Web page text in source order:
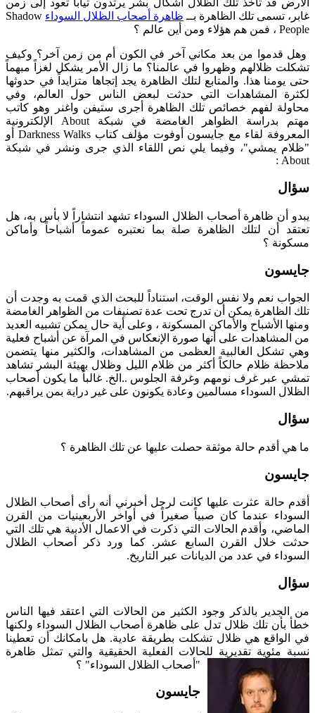
الأرض قد تأخذ تلك الظلال أشكال بشر يرتدون ثياباً تعود إلى زمن
غابر، تسمى تلك الظاهرة بــ ظاهرة أصحاب الظلال السوداء Shadow
People ، فمن هم هؤلاء ومن أين عالم ؟
وهل قدموا من بعد مكاني آخر في الكون أم من زمن آخر؟ وكيف
تشكلت ظلالهم وظهروا في عالمنا؟ ما زال الأمر يشكل لغزاً مبهماً
حتى يومنا هذا. والمتابع لتلك الظاهرة يجد إتجاها متزايداً في حدوثها
لكثرة المشاهدات التي حدثت لبعض الناس حول العالم، وفي
محاولة لفهم خصائص تلك الظاهرة أجرى ستيفن واغنر وهو كاتب
مهتم بدراسة الظواهر الغامضة في شبكة About الإلكترونية
المعروفة لقاء مع جايسون أوفوت مؤلف كتاب Darkness Walks أو
"ظلام يمشي"، وفيما يلي نص اللقاء الذي جرى ونشر في شبكة
About :
سؤال
يبدو أن ظاهرة أصحاب الظلال السوداء تشهد انتشاراً لا بأس به، هل
تعتقد أن لتلك الظاهرة صلة بما نعتبره عموماً أشباحاً وأماكن
مسكونة ؟
جايسون
الجواب نعم ولا نفس الوقت، استناداً للبحث الذي قمت به وجدت أن
تلك الظاهرة يمكن أن تدرج تحت عدة تصنيفات من الظواهر الغامضة
ومنها الأشباح والأماكن المسكونة ، وعلى أية حال يمكن تشبيه العديد
من المشاهدات على أنها صورة الإنعكاس في المرآة عن أشباح فعلية
وهي تشكل الغالبية العظمى من المشاهدات، والكثير منها يتضمن
ملاحظة ظلام حالكاً أكثر من ظلام الليل وظلال بهيئة البشر تشاهد
تمشي عبر غرف نومهم وغرفة الجلوس ..الخ. غالباً ما يكون أصحاب
الظلال السوداء مسالمين وعادة يكونون على غير دراية بمن يراقبهم.
سؤال
ما هي أقدم حالة موثقة حصلت عليها عن تلك الظاهرة ؟
جايسون
أقدم حالة عثرت عليها كانت لرجل أخبرني أنه رأى أصحاب الظلال
السوداء عندما كان صبياً صغيراً في أواخر الأربعينيات من القرن
الماضي، وأقدم الحالات التي ذكرت في الاعمال الأدبية هي تلك التي
حدثت خلال القرن السابع عشر. كما ورد ذكر أصحاب الظلال
السوداء في عدد من الديانات عبر التاريخ.
سؤال
من الجدير بالذكر وجود الكثير من الحالات التي اعتقد فيها الناس
خطأ بأن تلك ظلال تدل على ظاهرة أصحاب الظلال السوداء ولكنها
في الواقع هي ظلال تشكلت بطريقة عادية. هل بامكانك أن تعطينا
نسبة مئوية تقديرية للحالات الفعلية الحقيقية والتي تمثل ظاهرة
"أصحاب الظلال السوداء" ؟
جايسون